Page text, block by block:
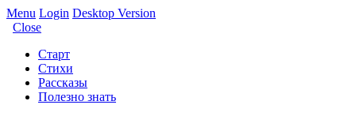
Menu Login Desktop Version
Close
Старт
Стихи
Рассказы
Полезно знать